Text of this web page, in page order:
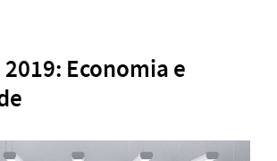
2019: Economia e